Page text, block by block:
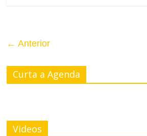
← Anterior
Curta a Agenda
Videos